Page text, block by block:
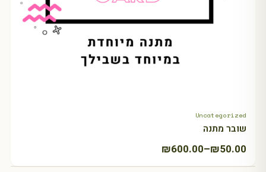
Uncategorized
שובר מתנה
₪50.00
–
₪600.00
טווח
מחירים: